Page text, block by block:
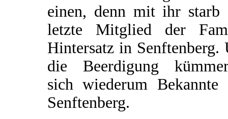
einen, denn mit ihr starb
letzte Mitglied der
Hintersatz in Senftenberg.
die Beerdigung
sich wiederum Bekannte
Senftenberg.